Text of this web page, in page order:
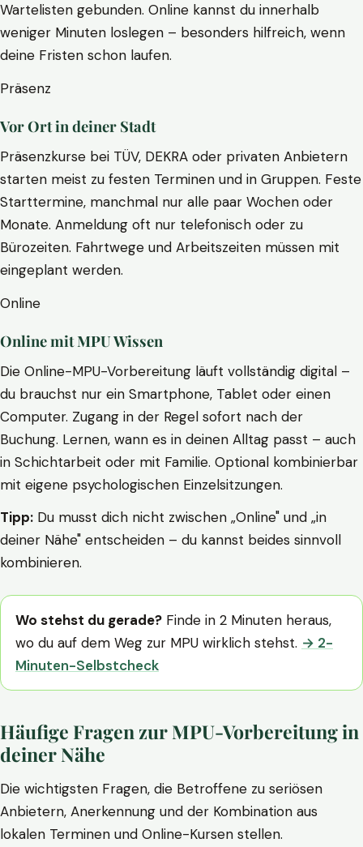
Wartelisten gebunden. Online kannst du innerhalb
weniger Minuten loslegen – besonders hilfreich, wenn
deine Fristen schon laufen.
Präsenz
Vor Ort in deiner Stadt
Präsenzkurse bei TÜV, DEKRA oder privaten Anbietern
starten meist zu festen Terminen und in Gruppen. Feste
Starttermine, manchmal nur alle paar Wochen oder
Monate. Anmeldung oft nur telefonisch oder zu
Bürozeiten. Fahrtwege und Arbeitszeiten müssen mit
eingeplant werden.
Online
Online mit MPU Wissen
Die Online-MPU-Vorbereitung läuft vollständig digital –
du brauchst nur ein Smartphone, Tablet oder einen
Computer. Zugang in der Regel sofort nach der
Buchung. Lernen, wann es in deinen Alltag passt – auch
in Schichtarbeit oder mit Familie. Optional kombinierbar
mit eigene psychologischen Einzelsitzungen.
Tipp: Du musst dich nicht zwischen „Online" und „in
deiner Nähe" entscheiden – du kannst beides sinnvoll
kombinieren.
Wo stehst du gerade? Finde in 2 Minuten heraus,
wo du auf dem Weg zur MPU wirklich stehst. → 2-
Minuten-Selbstcheck
Häufige Fragen zur MPU-Vorbereitung in
deiner Nähe
Die wichtigsten Fragen, die Betroffene zu seriösen
Anbietern, Anerkennung und der Kombination aus
lokalen Terminen und Online-Kursen stellen.